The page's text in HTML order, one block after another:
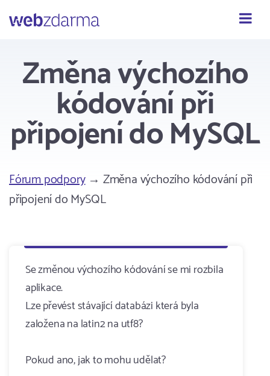
Webzdarma
Změna výchozího
kódování při
připojení do MySQL
Fórum podpory→ Změna výchozího kódování při
připojení do MySQL
Se změnou výchozího kódování se mi rozbila
aplikace.
Lze převést stávající databázi která byla
založena na latin2 na utf8?
Pokud ano, jak to mohu udělat?